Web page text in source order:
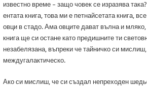
известно време – защо човек се изразява
ентата книга, това ми е петнайсетата книга,
овци в стадо. Ама овците дават вълна и мляко,
книга ще си остане като предишните ти
незабелязана, въпреки че тайничко си
междугалактическо.
Ако си мислиш, че си създал непреходен